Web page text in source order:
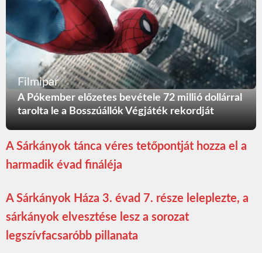
Filmipar
A Pókember előzetes bevétele 72 millió dollárral
tarolta le a Bosszúállók Végjáték rekordját
A Sárkányok tánca véres tetőpontját hozza el a
harmadik évad fináléja
A Sárkányok Háza 3. évad 7. része leleplezte, a
sárkányok elvesztése lesz a sorozat
legszívfacsaróbb pillanata